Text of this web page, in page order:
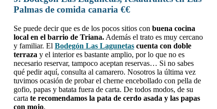
Palmas de comida canaria €€
Se puede decir que es de los pocos sitios con buena cocina
local en el barrio de Triana. Además el trato es muy cercano
y familiar. El Bodegón Las Lagunetas cuenta con doble
terraza y el interior es bastante amplio, por lo que no es
necesario reservar, tampoco aceptan reservas… Si no sabes
qué pedir aquí, consulta al camarero. Nosotros la última vez
tuvimos ocasión de probar el cherne encebollado con pella de
gofio, papas y batata fuera de carta. De todos modos, de su
carta te recomendamos la pata de cerdo asada y las papas
con mojo.